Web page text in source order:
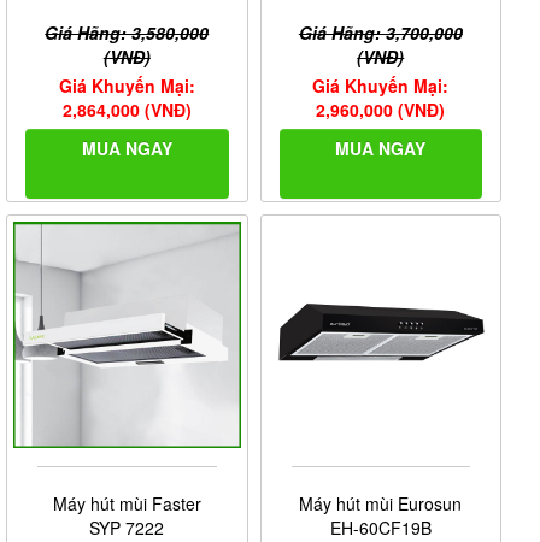
Giá Hãng: 3,580,000
(VNĐ)
Giá Khuyến Mại:
2,864,000 (VNĐ)
MUA NGAY
Giá Hãng: 3,700,000
(VNĐ)
Giá Khuyến Mại:
2,960,000 (VNĐ)
MUA NGAY
Máy hút mùi Faster
SYP 7222
Máy hút mùi Eurosun
EH-60CF19B